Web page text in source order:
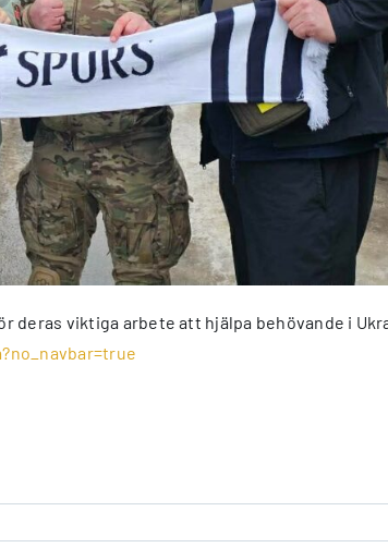
deras viktiga arbete att hjälpa behövande i